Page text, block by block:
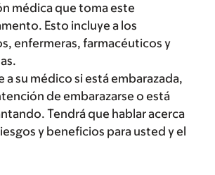
médica que toma este
Esto incluye a los
enfermeras, farmacéuticos y
a su médico si está embarazada,
de embarazarse o está
Tendrá que hablar acerca
y beneficios para usted y el